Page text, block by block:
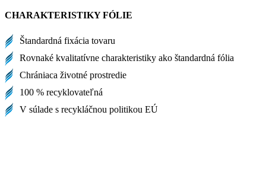
CHARAKTERISTIKY FÓLIE
Štandardná fixácia tovaru
Rovnaké kvalitatívne charakteristiky ako štandardná fólia
Chrániaca životné prostredie
100 % recyklovateľná
V súlade s recykláčnou politikou EÚ